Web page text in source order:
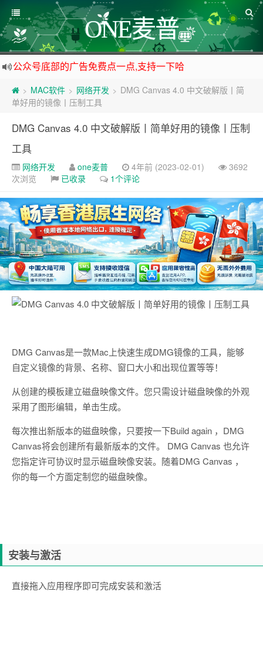
ONE麦普
公众号底部的广告免费点一点,支持一下哈
资源来之不易,大家低调使用
如下载链接被封,请在网站留言给我们
> MAC软件 > 网络开发 > DMG Canvas 4.0 中文破解版丨简
单好用的镜像丨压制工具
DMG Canvas 4.0 中文破解版丨简单好用的镜像丨压制
工具
网络开发 one麦普 4年前 (2023-02-01)
3692
次浏览
已收录 1个评论
DMG Canvas是一款Mac上快速生成DMG镜像的工具，能够
自定义镜像的背景、名称、窗口大小和出现位置等等！
从创建的模板建立磁盘映像文件。您只需设计磁盘映像的外观
采用了图形编辑，单击生成。
每次推出新版本的磁盘映像，只要按一下Build again ，DMG
Canvas将会创建所有最新版本的文件。 DMG Canvas 也允许
您指定许可协议时显示磁盘映像安装。随着DMG Canvas ，
你的每一个方面定制您的磁盘映像。
安装与激活
直接拖入应用程序即可完成安装和激活